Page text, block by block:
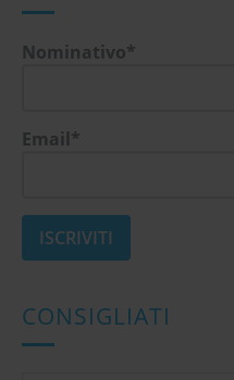
Nominativo*
Email*
CONSIGLIATI